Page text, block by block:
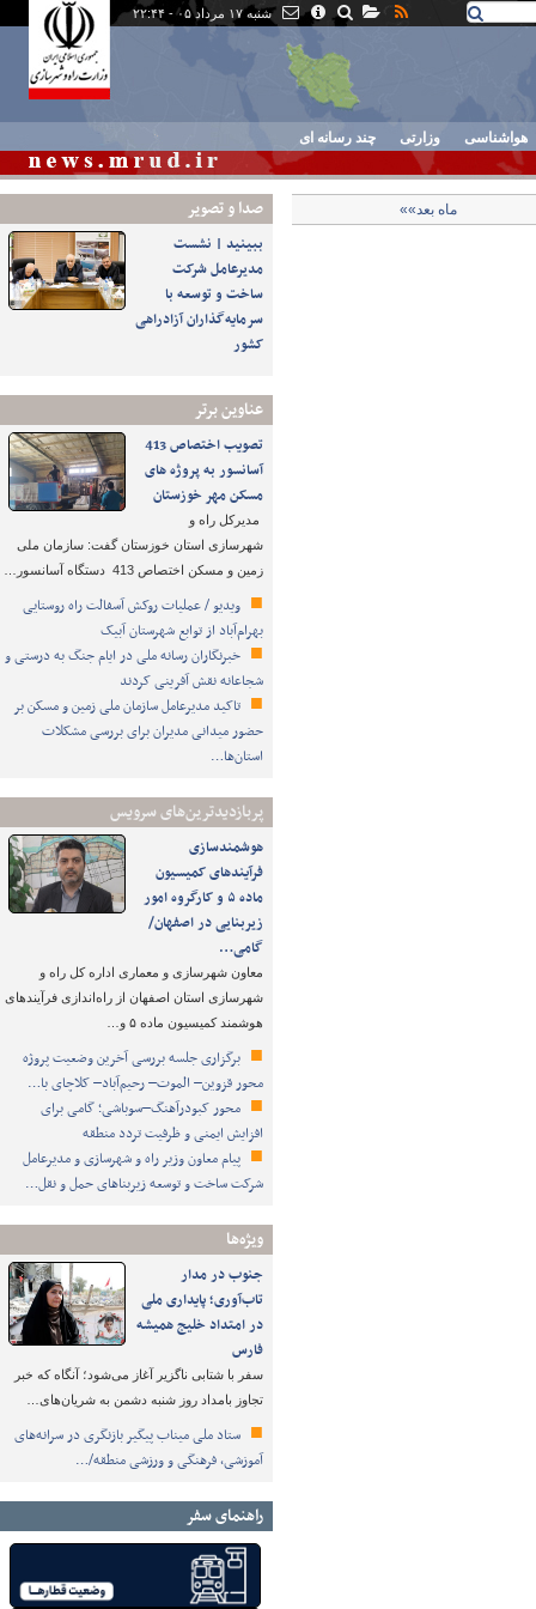
شنبه ۱۷ مرداد ۰۵ - ۲۲:۴۴
هواشناسی وزارتی چند رسانه ای
صدا و تصوير
ببینید | نشست
مدیرعامل شرکت
ساخت و توسعه با
سرمایه‌گذاران آزادراهی
کشور
عناوین برتر
تصویب اختصاص 413
آسانسور به پروژه های
مسکن مهر خوزستان
مدیرکل راه و
شهرسازی استان خوزستان گفت: سازمان ملی
زمین و مسکن اختصاص 413 دستگاه آسانسور…
ویدیو / عملیات روکش آسفالت راه روستایی
بهرام‌آباد از توابع شهرستان آبیک
خبرنگاران رسانه ملی در ایام جنگ به درستی و
شجاعانه نقش آفرینی کردند
تاکید مدیرعامل سازمان ملی زمین و مسکن بر
حضور میدانی مدیران برای بررسی مشکلات
استان‌ها…
پربازدیدترین‌های سرویس
هوشمندسازی
فرآیندهای کمیسیون
ماده ۵ و کارگروه امور
زیربنایی در اصفهان/
گامی…
معاون شهرسازی و معماری اداره کل راه و
شهرسازی استان اصفهان از راه‌اندازی فرآیندهای
هوشمند کمیسیون ماده ۵ و…
برگزاری جلسه بررسی آخرین وضعیت پروژه
محور قزوین– الموت– رحیم‌آباد– کلاچای با…
محور کبودرآهنگ–سوباشی؛ گامی برای
افزایش ایمنی و ظرفیت تردد منطقه
پیام معاون وزیر راه و شهرسازی و مدیرعامل
شرکت ساخت و توسعه زیربناهای حمل و نقل…
ویژه‌ها
جنوب در مدار
تاب‌آوری؛ پایداری ملی
در امتداد خلیج همیشه
فارس
سفر با شتابی ناگزیر آغاز می‌شود؛ آنگاه که خبر
تجاوز بامداد روز شنبه دشمن به شریان‌های…
ستاد ملی میناب پیگیر بازنگری در سرانه‌های
آموزشی، فرهنگی و ورزشی منطقه/…
راهنمای سفر
ماه بعد»»